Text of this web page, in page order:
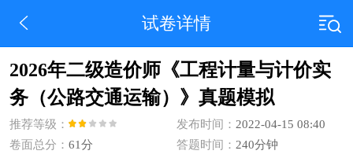
试卷详情
2026年二级造价师《工程计量与计价实
务（公路交通运输）》真题模拟
推荐等级： 发布时间： 2022-04-15 08:40
卷面总分： 61分 答题时间： 240分钟